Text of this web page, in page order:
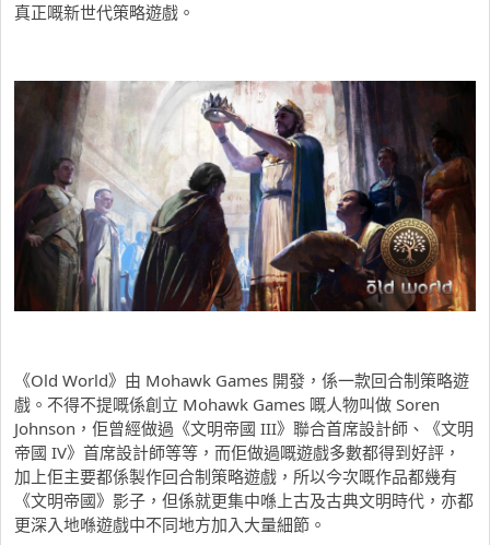
真正嘅新世代策略遊戲。
《Old World》由 Mohawk Games 開發，係一款回合制策略遊
戲。不得不提嘅係創立 Mohawk Games 嘅人物叫做 Soren
Johnson，佢曾經做過《文明帝國 III》聯合首席設計師、《文明
帝國 IV》首席設計師等等，而佢做過嘅遊戲多數都得到好評，
加上佢主要都係製作回合制策略遊戲，所以今次嘅作品都幾有
《文明帝國》影子，但係就更集中喺上古及古典文明時代，亦都
更深入地喺遊戲中不同地方加入大量細節。